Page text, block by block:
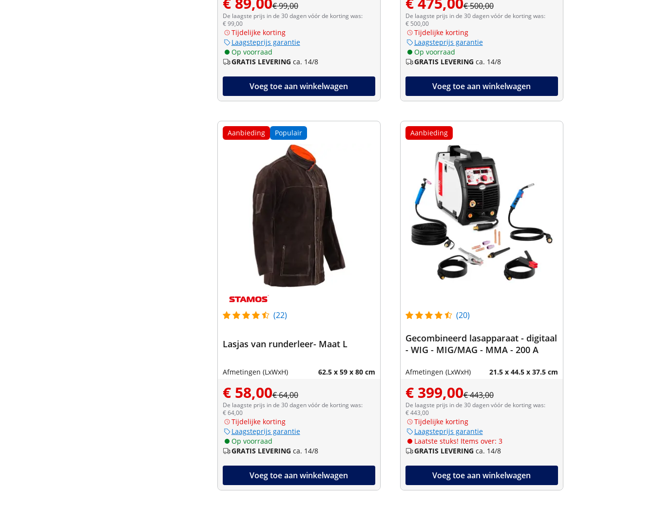
€ 99,00
De laagste prijs in de 30 dagen vóór de korting was:
€ 99,00
Tijdelijke korting
Laagsteprijs garantie
Op voorraad
GRATIS LEVERING ca. 14/8
Voeg toe aan winkelwagen
€ 500,00
De laagste prijs in de 30 dagen vóór de korting was:
€ 500,00
Tijdelijke korting
Laagsteprijs garantie
Op voorraad
GRATIS LEVERING ca. 14/8
Voeg toe aan winkelwagen
Aanbieding Populair
(22)
Lasjas van runderleer- Maat L
Afmetingen (LxWxH) 62.5 x 59 x 80 cm
€ 58,00€ 64,00
De laagste prijs in de 30 dagen vóór de korting was:
€ 64,00
Tijdelijke korting
Laagsteprijs garantie
Op voorraad
GRATIS LEVERING ca. 14/8
Voeg toe aan winkelwagen
Aanbieding
(20)
Gecombineerd lasapparaat - digitaal
- WIG - MIG/MAG - MMA - 200 A
Afmetingen (LxWxH) 21.5 x 44.5 x 37.5 cm
€ 399,00€ 443,00
De laagste prijs in de 30 dagen vóór de korting was:
€ 443,00
Tijdelijke korting
Laagsteprijs garantie
Laatste stuks! Items over: 3
GRATIS LEVERING ca. 14/8
Voeg toe aan winkelwagen